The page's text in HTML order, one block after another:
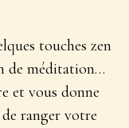
touches zen
de méditation…
et vous donne
ranger votre